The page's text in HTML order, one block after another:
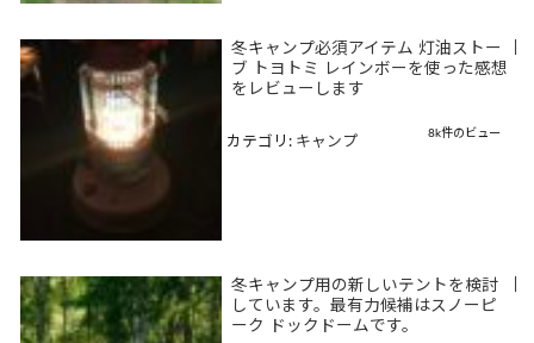
冬キャンプ必須アイテム 灯油ストー
ブ トヨトミ レインボーを使った感想
をレビューします
8k件のビュー
カテゴリ: キャンプ
冬キャンプ用の新しいテントを検討
しています。最有力候補はスノーピ
ーク ドックドームです。